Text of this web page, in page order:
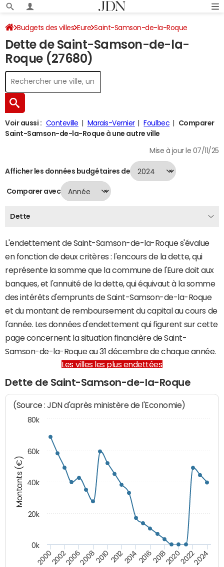
Budgets des villes Eure Saint-Samson-de-la-Roque
Dette au 31/12/2024
Dette de Saint-Samson-de-la-
Roque (27680)
Voir aussi : Conteville Marais-Vernier Foulbec
Comparer
Saint-Samson-de-la-Roque à une autre ville
Mise à jour le 07/11/25
Afficher les données budgétaires de
Comparer avec
Dette
L'endettement de Saint-Samson-de-la-Roque s'évalue
en fonction de deux critères : l'encours de la dette, qui
représente la somme que la commune de l'Eure doit aux
banques, et l'annuité de la dette, qui équivaut à la somme
des intérêts d'emprunts de Saint-Samson-de-la-Roque
et du montant de remboursement du capital au cours de
l'année. Les données d'endettement qui figurent sur cette
page concernent la situation financière de Saint-
Samson-de-la-Roque au 31 décembre de chaque année.
Les villes les plus endettées
Dette de Saint-Samson-de-la-Roque
Montants (€)
(Source : JDN d'après ministère de l'Economie)
20002002200620082010 2012201420162018202020222024
0k
20k
40k
60k
80k